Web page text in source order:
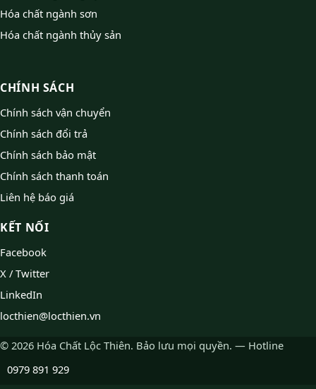
Hóa chất ngành sơn
Hóa chất ngành thủy sản
CHÍNH SÁCH
Chính sách vận chuyển
Chính sách đổi trả
Chính sách bảo mật
Chính sách thanh toán
Liên hệ báo giá
KẾT NỐI
Facebook
X / Twitter
LinkedIn
locthien@locthien.vn
© 2026 Hóa Chất Lộc Thiên. Bảo lưu mọi quyền. — Hotline
0979 891 929